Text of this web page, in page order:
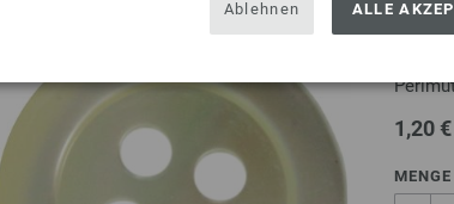
Ablehnen ALLE
1,20 €
MENGE